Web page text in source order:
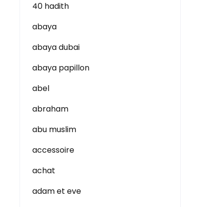
40 hadith
abaya
abaya dubai
abaya papillon
abel
abraham
abu muslim
accessoire
achat
adam et eve